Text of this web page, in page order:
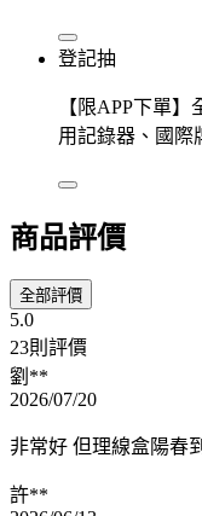
登記抽
【限APP下單
用記錄器、國際
商品評價
全部評價
5.0
23則評價
劉**
2026/07/20
非常好 但理線盒陽春
許**